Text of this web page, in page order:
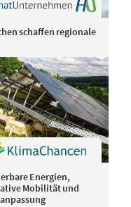
schaffen regionale
Energien,
Mobilität und